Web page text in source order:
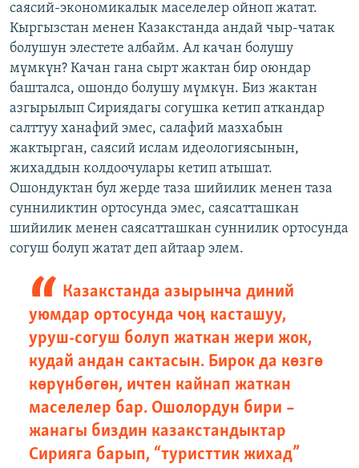
саясий-экономикалык маселелер ойноп жатат.
Кыргызстан менен Казакстанда андай чыр-чатак
болушун элестете албайм. Ал качан болушу
мүмкүн? Качан гана сырт жактан бир оюндар
башталса, ошондо болушу мүмкүн. Биз жактан
азгырылып Сириядагы согушка кетип аткандар
салттуу ханафий эмес, салафий мазхабын
жактырган, саясий ислам идеологиясынын,
жихаддын колдоочулары кетип атышат.
Ошондуктан бул жерде таза шийилик менен таза
сунниликтин ортосунда эмес, саясатташкан
шийилик менен саясатташкан суннилик ортосунда
согуш болуп жатат деп айтаар элем.
Казакстанда азырынча диний
уюмдар ортосунда чоң касташуу,
уруш-согуш болуп жаткан жери жок,
кудай андан сактасын. Бирок да көзгө
көрүнбөгөн, ичтен кайнап жаткан
маселелер бар. Ошолордун бири –
жанагы биздин казакстандыктар
Сирияга барып, “туристтик жихад”